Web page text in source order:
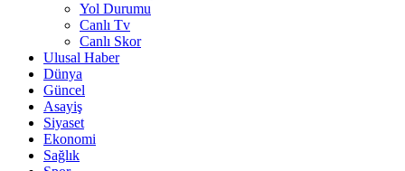
Yol Durumu
Canlı Tv
Canlı Skor
Ulusal Haber
Dünya
Güncel
Asayiş
Siyaset
Ekonomi
Sağlık